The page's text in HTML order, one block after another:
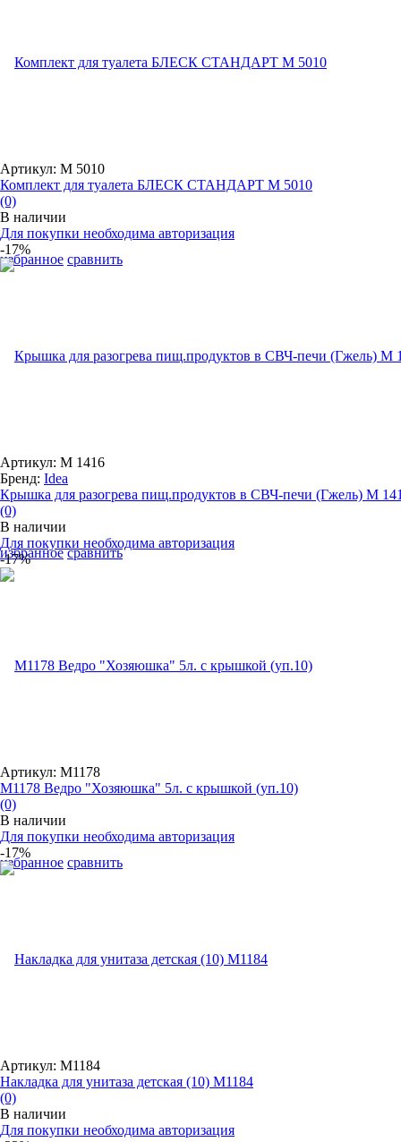
избранное сравнить
Артикул: М 5010
Комплект для туалета БЛЕСК СТАНДАРТ М 5010
(0)
В наличии
Для покупки необходима авторизация
-17%
избранное сравнить
Артикул: М 1416
Бренд: Idea
Крышка для разогрева пищ.продуктов в СВЧ-печи (Гжель) М
(0)
В наличии
Для покупки необходима авторизация
-17%
избранное сравнить
Артикул: М1178
М1178 Ведро "Хозяюшка" 5л. с крышкой (уп.10)
(0)
В наличии
Для покупки необходима авторизация
-17%
Артикул: М1184
Накладка для унитаза детская (10) М1184
(0)
В наличии
Для покупки необходима авторизация